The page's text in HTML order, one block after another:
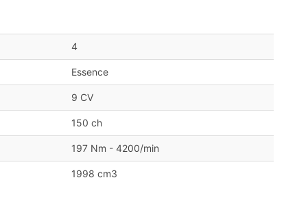
4
Essence
9 CV
150 ch
197 Nm - 4200/min
1998 cm3